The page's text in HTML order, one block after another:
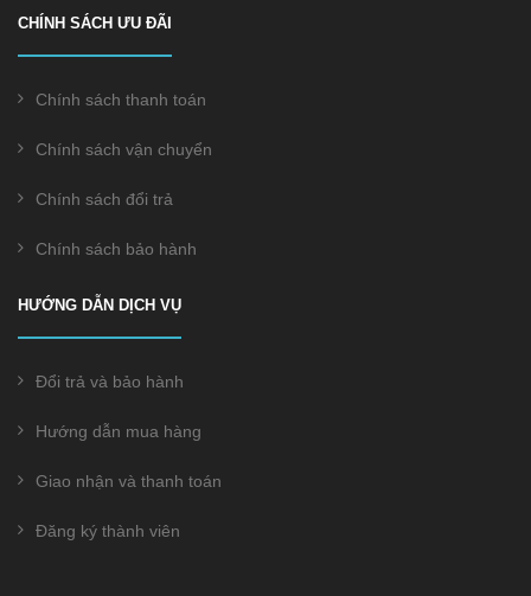
CHÍNH SÁCH ƯU ĐÃI
Chính sách thanh toán
Chính sách vận chuyển
Chính sách đổi trả
Chính sách bảo hành
HƯỚNG DẪN DỊCH VỤ
Đổi trả và bảo hành
Hướng dẫn mua hàng
Giao nhận và thanh toán
Đăng ký thành viên